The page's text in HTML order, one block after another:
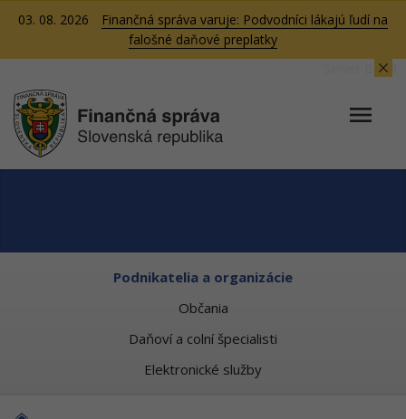
03. 08. 2026
Finančná správa varuje: Podvodníci lákajú ľudí na
falošné daňové preplatky
Server BB04
Podnikatelia a organizácie
Občania
Daňoví a colní špecialisti
Elektronické služby